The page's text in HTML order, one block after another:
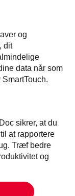
og
dit
data når som
sikrer, at du
at rapportere
Træf bedre
og